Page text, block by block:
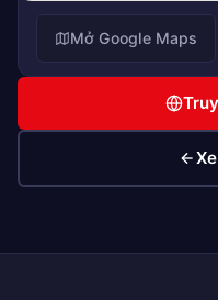
Mở Google Maps